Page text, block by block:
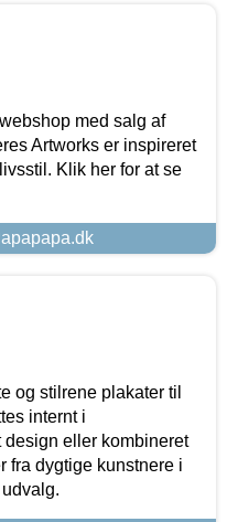
med salg af
Artworks er inspireret
Klik her for at se
og stilrene plakater til
internt i
eller kombineret
fra dygtige kunstnere i